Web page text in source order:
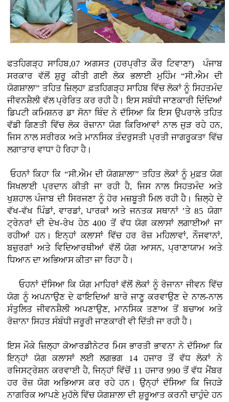
ਫਤਹਿਗੜ੍ਹ ਸਾਹਿਬ,07 ਅਗਸਤ (ਹਰਪ੍ਰੀਤ ਕੌਰ ਟਿਵਾਣਾ)
ਪੰਜਾਬ
ਸਰਕਾਰ ਵੱਲੋਂ ਸ਼ੁਰੂ ਕੀਤੀ ਗਈ ਲੋਕ ਭਲਾਈ ਮੁਹਿੰਮ “ਸੀ.ਐਮ ਦੀ
ਯੋਗਸ਼ਾਲਾ” ਤਹਿਤ ਜ਼ਿਲ੍ਹਾ ਫ਼ਤਹਿਗੜ੍ਹ ਸਾਹਿਬ ਵਿੱਚ ਲੋਕਾਂ ਨੂੰ ਸਿਹਤਮੰਦ
ਜੀਵਨਸ਼ੈਲੀ ਵੱਲ ਪ੍ਰੇਰਿਤ ਕਰ ਰਹੀ ਹੈ। ਇਸ ਸਬੰਧੀ ਜਾਣਕਾਰੀ ਦਿੰਦਿਆਂ
ਡਿਪਟੀ ਕਮਿਸ਼ਨਰ ਡਾ ਸੋਨਾ ਥਿੰਦ ਨੇ ਦੱਸਿਆ ਕਿ ਇਸ ਉਪਰਾਲੇ ਤਹਿਤ
ਵੱਡੀ ਗਿਣਤੀ ਵਿੱਚ ਲੋਕ ਰੋਜ਼ਾਨਾ ਯੋਗ ਕਿਰਿਆਵਾਂ ਨਾਲ ਜੁੜ ਰਹੇ ਹਨ,
ਜਿਸ ਨਾਲ ਸਰੀਰਕ ਅਤੇ ਮਾਨਸਿਕ ਤੰਦਰੁਸਤੀ ਪ੍ਰਤੀ ਜਾਗਰੂਕਤਾ ਵਿੱਚ
ਲਗਾਤਾਰ ਵਾਧਾ ਹੋ ਰਿਹਾ ਹੈ।
ਓਹਨਾਂ ਕਿਹਾ ਕਿ “ਸੀ.ਐਮ ਦੀ ਯੋਗਸ਼ਾਲਾ” ਤਹਿਤ ਲੋਕਾਂ ਨੂੰ ਮੁਫ਼ਤ ਯੋਗ
ਸਿਖਲਾਈ ਪ੍ਰਦਾਨ ਕੀਤੀ ਜਾ ਰਹੀ ਹੈ, ਜਿਸ ਨਾਲ ਸਿਹਤਮੰਦ ਅਤੇ
ਖੁਸ਼ਹਾਲ ਪੰਜਾਬ ਦੀ ਸਿਰਜਣਾ ਨੂੰ ਹੋਰ ਮਜ਼ਬੂਤੀ ਮਿਲ ਰਹੀ ਹੈ। ਜ਼ਿਲ੍ਹੇ ਦੇ
ਵੱਖ-ਵੱਖ ਪਿੰਡਾਂ, ਵਾਰਡਾਂ, ਪਾਰਕਾਂ ਅਤੇ ਜਨਤਕ ਸਥਾਨਾਂ ’ਤੇ 85 ਯੋਗਾ
ਟ੍ਰੇਨਰਾਂ ਦੀ ਦੇਖ-ਰੇਖ ਹੇਠ 400 ਤੋਂ ਵੱਧ ਯੋਗ ਕਲਾਸਾਂ ਲਗਾਈਆਂ ਜਾ
ਰਹੀਆਂ ਹਨ। ਇਨ੍ਹਾਂ ਕਲਾਸਾਂ ਵਿੱਚ ਹਰ ਰੋਜ਼ ਮਹਿਲਾਵਾਂ, ਨੌਜਵਾਨਾਂ,
ਬਜ਼ੁਰਗਾਂ ਅਤੇ ਵਿਦਿਆਰਥੀਆਂ ਵੱਲੋਂ ਯੋਗ ਆਸਨ, ਪ੍ਰਾਣਾਯਾਮ ਅਤੇ
ਧਿਆਨ ਦਾ ਅਭਿਆਸ ਕੀਤਾ ਜਾ ਰਿਹਾ ਹੈ।
ਓਹਨਾਂ ਦੱਸਿਆ ਕਿ ਯੋਗ ਮਾਹਿਰਾਂ ਵੱਲੋਂ ਲੋਕਾਂ ਨੂੰ ਰੋਜਾਨਾ ਜੀਵਨ ਵਿੱਚ
ਯੋਗ ਨੂੰ ਅਪਨਾਉਣ ਦੇ ਫਾਇਦਿਆਂ ਬਾਰੇ ਜਾਣੂ ਕਰਵਾਉਣ ਦੇ ਨਾਲ-ਨਾਲ
ਸੰਤੁਲਿਤ ਜੀਵਨਸ਼ੈਲੀ ਅਪਣਾਉਣ, ਮਾਨਸਿਕ ਤਣਾਅ ਤੋਂ ਬਚਾਅ ਅਤੇ
ਰੋਜ਼ਾਨਾ ਸਿਹਤ ਸੰਬੰਧੀ ਜਰੂਰੀ ਜਾਣਕਾਰੀ ਵੀ ਦਿੱਤੀ ਜਾ ਰਹੀ ਹੈ।
ਇਸ ਮੌਕੇ ਜ਼ਿਲ੍ਹਾ ਕੋਆਰਡੀਨੇਟਰ ਮਿਸ ਭਾਰਤੀ ਭਾਵਨਾ ਨੇ ਦੱਸਿਆ ਕਿ
ਇਨ੍ਹਾਂ ਯੋਗ ਕਲਾਸਾਂ ਲਈ ਲਗਭਗ 14 ਹਜਾਰ ਤੋਂ ਵੱਧ ਲੋਕਾਂ ਨੇ
ਰਜਿਸਟ੍ਰੇਸ਼ਨ ਕਰਵਾਈ ਹੈ, ਜਿਨ੍ਹਾਂ ਵਿੱਚੋਂ 11 ਹਜਾਰ 990 ਤੋਂ ਵੱਧ ਮੈਂਬਰ
ਹਰ ਰੋਜ਼ ਯੋਗ ਅਭਿਆਸ ਕਰ ਰਹੇ ਹਨ। ਉਨ੍ਹਾਂ ਦੱਸਿਆ ਕਿ ਜਿਹੜੇ
ਨਾਗਰਿਕ ਆਪਣੇ ਮੁਹੱਲੇ ਵਿੱਚ ਯੋਗਸ਼ਾਲਾ ਦੀ ਸ਼ੁਰੂਆਤ ਕਰਨੀ ਚਾਹੁੰਦੇ ਹਨ